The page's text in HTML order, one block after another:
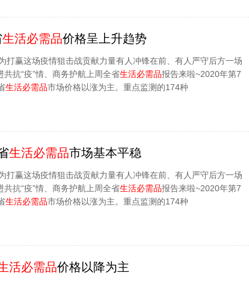
生活必需品价格呈上升趋势
打赢这场疫情狙击战贡献力量有人冲锋在前、有人严守后方一场
共抗“疫”情、商务护航上周全省生活必需品报告来啦~2020年第7
生活必需品市场价格以涨为主。重点监测的174种
生活必需品市场基本平稳
打赢这场疫情狙击战贡献力量有人冲锋在前、有人严守后方一场
共抗“疫”情、商务护航上周全省生活必需品报告来啦~2020年第7
生活必需品市场价格以涨为主。重点监测的174种
活必需品价格以降为主